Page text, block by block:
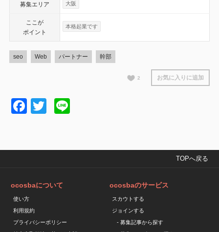
募集エリア 大阪
ここが
ポイント
本格起業です
seo Web パートナー 幹部
2 お気に入りに追加
Facebook
Twitter
TOPへ戻る
ocosbaについて
使い方
利用規約
プライバシーポリシー
ocosbaのサービス
スカウトする
ジョインする
- 募集記事から探す